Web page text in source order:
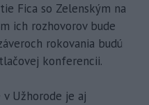
Fica so Zelenským na
ich rozhovorov bude
rokovania budú
konferencii.
v Užhorode je aj